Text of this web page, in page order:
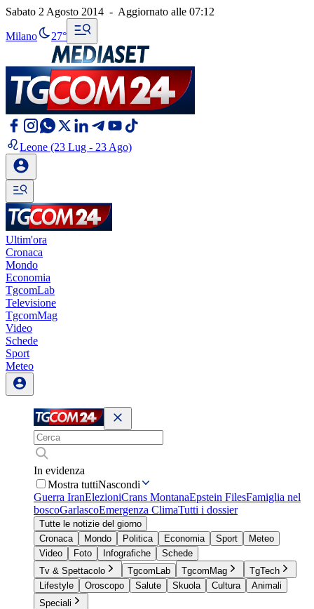
Sabato 2 Agosto 2014 - Aggiornato alle 07:12
Milano 27°
Leone (23 Lug - 23 Ago)
Ultim'ora
Cronaca
Mondo
Economia
TgcomLab
Televisione
TgcomMag
Video
Schede
Sport
Meteo
In evidenza
Mostra tuttiNascondi
Guerra IranElezioniCrans MontanaEpstein FilesFamiglia nel
boscoGarlascoEmergenza ClimaTutti i dossier
Tutte le notizie del giorno
Cronaca
Mondo Politica Economia Sport
Meteo
Video
Foto Infografiche
Schede
Tv & Spettacolo
TgcomLab TgcomMag
TgTech
Lifestyle
Oroscopo Salute Skuola Cultura
Animali
Speciali